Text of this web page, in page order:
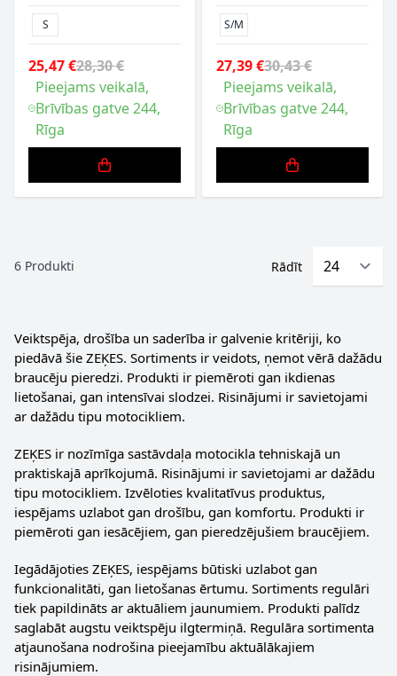
S
25,47 €28,30 €
Pieejams veikalā,
Brīvības gatve 244,
Rīga
S/M
27,39 €30,43 €
Pieejams veikalā,
Brīvības gatve 244,
Rīga
6 Produkti Rādīt
Veiktspēja, drošība un saderība ir galvenie kritēriji, ko
piedāvā šie ZEĶES. Sortiments ir veidots, ņemot vērā dažādu
braucēju pieredzi. Produkti ir piemēroti gan ikdienas
lietošanai, gan intensīvai slodzei. Risinājumi ir savietojami
ar dažādu tipu motocikliem.
ZEĶES ir nozīmīga sastāvdaļa motocikla tehniskajā un
praktiskajā aprīkojumā. Risinājumi ir savietojami ar dažādu
tipu motocikliem. Izvēloties kvalitatīvus produktus,
iespējams uzlabot gan drošību, gan komfortu. Produkti ir
piemēroti gan iesācējiem, gan pieredzējušiem braucējiem.
Iegādājoties ZEĶES, iespējams būtiski uzlabot gan
funkcionalitāti, gan lietošanas ērtumu. Sortiments regulāri
tiek papildināts ar aktuāliem jaunumiem. Produkti palīdz
saglabāt augstu veiktspēju ilgtermiņā. Regulāra sortimenta
atjaunošana nodrošina pieejamību aktuālākajiem
risinājumiem.